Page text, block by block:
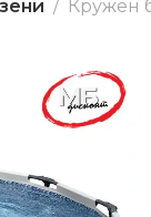
Кружен